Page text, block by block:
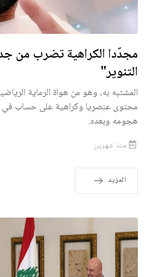
مجدّدا الكراهية تضرب من
التنوير"
المشتبه به، وهو من هواة الرماية
محتوى عنصريا وكراهية على حساب في
هجومه وبعده.
منذ شهرين
المزيد